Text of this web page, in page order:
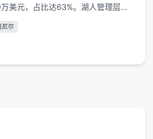
美元，占比达63%。湖人管理层通
性将彻底锁死。时任总经理库普切克
"我们必须在科比27岁巅峰期到来前
尼尔